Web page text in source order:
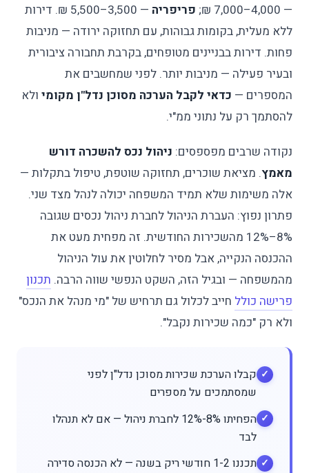
— 4,000–7,000 ₪;
פריפריה
— 3,500–5,500 ₪. דירות
ללא מעלית, בקומות גבוהות, עם תחזוקה ירודה — מניבות
פחות. דירות בבניינים מטופחים, בקרבת תחבורה ציבורית
ובעיר פעילה — מניבות יותר. לפני שמחשבים את
המספרים — כדאי לקבל הערכה מסוכן נדל"ן מקומי ולא
להסתמך רק על נתוני ממ"י.
נקודה שרבים מפספסים: ניהול נכס להשכרה דורש
מאמץ. מציאת שוכרים, תחזוקה שוטפת, טיפול בתקלות —
אלה משימות שלא תמיד המשפחה יכולה לנהל מצד שני.
פתרון נפוץ: העברת הניהול לחברת ניהול נכסים שגובה
8%–12% מהשכירות החודשית. זה מפחית מעט את
ההכנסה הנקייה, אבל מסיר לחלוטין את עול הניהול
מהמשפחה — ובגיל הזה, השקט הנפשי שווה הרבה. תכנון
פרישה כולל חייב לכלול גם תרחיש של "מי מנהל את הנכס"
ולא רק "כמה שכירות נקבל".
קבלו הערכת שכירות מסוכן נדל"ן לפני
שמסתמכים על מספרים
הפחיתו 8%-12% לחברת ניהול — אם לא תנהלו
לבד
תכננו 1-2 חודשי ריק בשנה — לא הכנסה סדירה